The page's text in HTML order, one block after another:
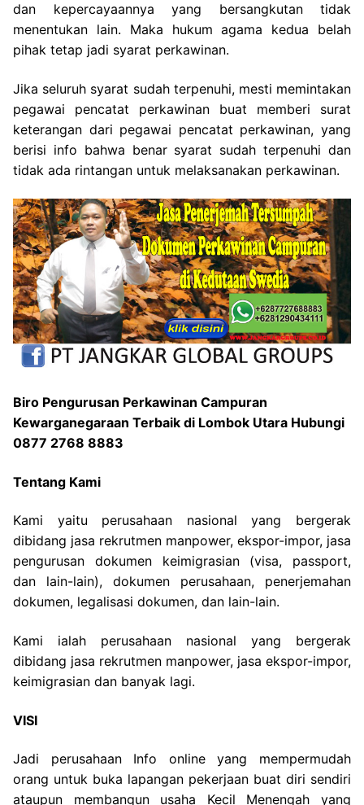
dan kepercayaannya yang bersangkutan tidak
menentukan lain. Maka hukum agama kedua belah
pihak tetap jadi syarat perkawinan.
Jika seluruh syarat sudah terpenuhi, mesti memintakan
pegawai pencatat perkawinan buat memberi surat
keterangan dari pegawai pencatat perkawinan, yang
berisi info bahwa benar syarat sudah terpenuhi dan
tidak ada rintangan untuk melaksanakan perkawinan.
Biro Pengurusan Perkawinan Campuran
Kewarganegaraan Terbaik di Lombok Utara Hubungi
0877 2768 8883
Tentang Kami
Kami yaitu perusahaan nasional yang bergerak
dibidang jasa rekrutmen manpower, ekspor-impor, jasa
pengurusan dokumen keimigrasian (visa, passport,
dan lain-lain), dokumen perusahaan, penerjemahan
dokumen, legalisasi dokumen, dan lain-lain.
Kami ialah perusahaan nasional yang bergerak
dibidang jasa rekrutmen manpower, jasa ekspor-impor,
keimigrasian dan banyak lagi.
VISI
Jadi perusahaan Info online yang mempermudah
orang untuk buka lapangan pekerjaan buat diri sendiri
ataupun membangun usaha Kecil Menengah yang